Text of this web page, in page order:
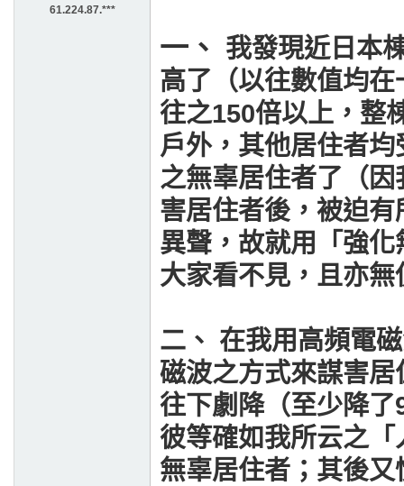
61.224.87.***
一、 我發現近日本
高了（以往數值均
往之150倍以上，整
戶外，其他居住者
之無辜居住者了（
害居住者後，被迫
異聲，故就用「強
大家看不見，且亦
二、 在我用高頻電
磁波之方式來謀害
往下劇降（至少降
彼等確如我所云之
無辜居住者；其後